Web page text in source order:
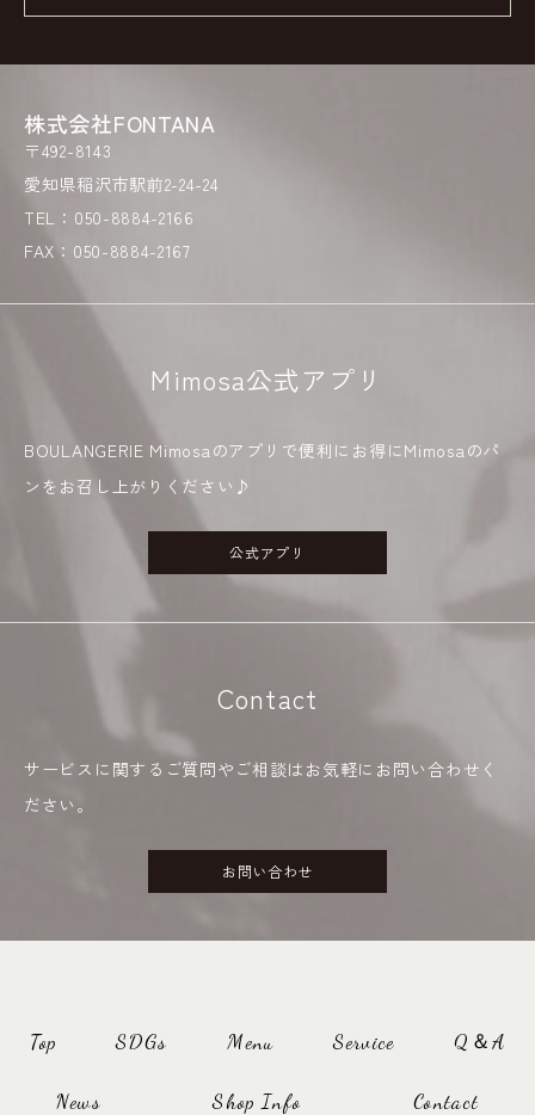
株式会社FONTANA
〒492-8143
愛知県稲沢市駅前2-24-24
TEL：050-8884-2166
FAX：050-8884-2167
Mimosa公式アプリ
BOULANGERIE Mimosaのアプリで便利にお得にMimosaのパ
ンをお召し上がりください♪
公式アプリ
Contact
サービスに関するご質問やご相談はお気軽にお問い合わせく
ださい。
お問い合わせ
Top SDGs Menu Service Q＆A
News Shop Info Contact